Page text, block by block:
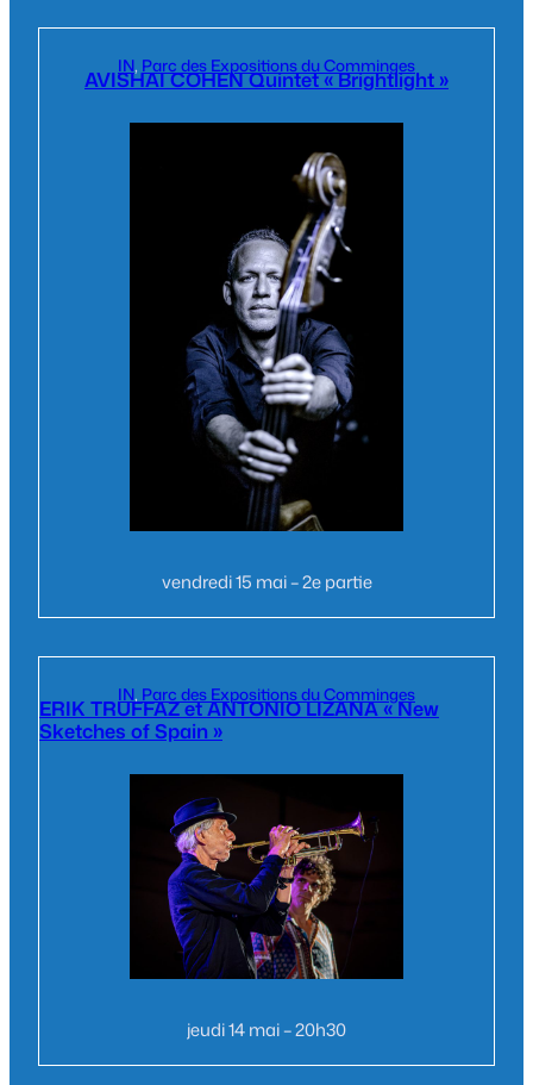
IN, Parc des Expositions du Comminges
AVISHAI COHEN Quintet « Brightlight »
vendredi 15 mai – 2e partie
IN, Parc des Expositions du Comminges
ERIK TRUFFAZ et ANTONIO LIZANA « New
Sketches of Spain »
jeudi 14 mai – 20h30